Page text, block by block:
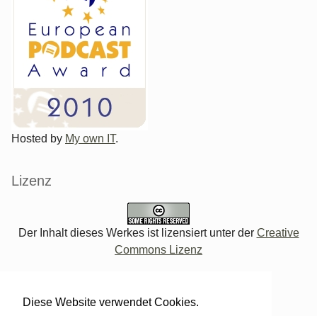
Diese Website verwendet Cookies.
Hosted by My own IT.
Lizenz
Der Inhalt dieses Werkes ist lizensiert unter der Creative
Commons Lizenz